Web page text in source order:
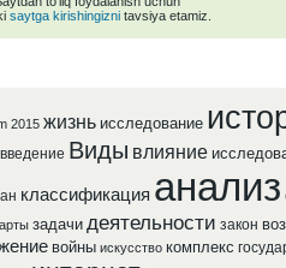
saytga kirishingiznitavsiya etamiz.
2015 жизнь исследование
введение Виды влияние
классификация анализ
задачи деятельности закон
войны искусство комплекс